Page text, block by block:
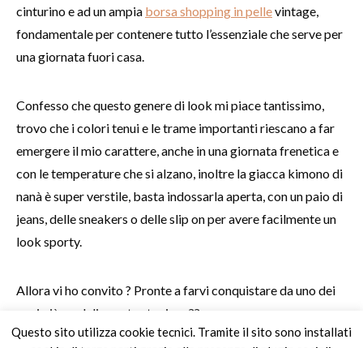
cinturino e ad un ampia borsa shopping in pellevintage,
fondamentale per contenere tutto l’essenziale che serve per
una giornata fuori casa.
Confesso che questo genere di look mi piace tantissimo,
trovo che i colori tenui e le trame importanti riescano a far
emergere il mio carattere, anche in una giornata frenetica e
con le temperature che si alzano, inoltre la giacca kimono di
nanà è super verstile, basta indossarla aperta, con un paio di
jeans, delle sneakers o delle slip on per avere facilmente un
look sporty.
Allora vi ho convito ? Pronte a farvi conquistare da uno dei
capi più cool di questa stagione??
Questo sito utilizza cookie tecnici. Tramite il sito sono installati